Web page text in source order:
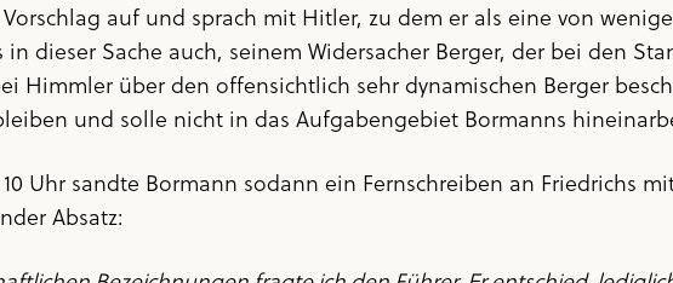
Vorschlag auf und sprach mit Hitler, zu dem er als eine von
dieser Sache auch, seinem Widersacher Berger, der bei den
Himmler über den offensichtlich sehr dynamischen Berger
und solle nicht in das Aufgabengebiet Bormanns
Uhr sandte Bormann sodann ein Fernschreiben an Friedrichs
Absatz: